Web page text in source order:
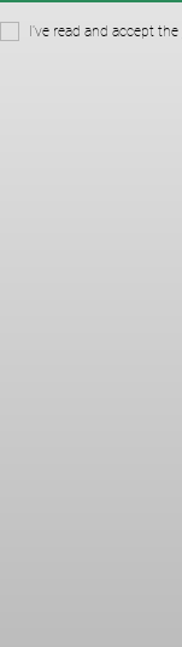
I've read and accept the